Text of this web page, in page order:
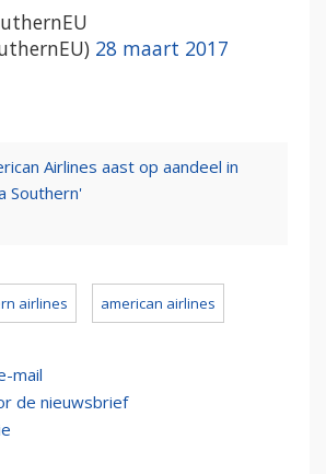
28 maart 2017
Airlines aast op aandeel in
Southern'
airlines american airlines
mail
de nieuwsbrief